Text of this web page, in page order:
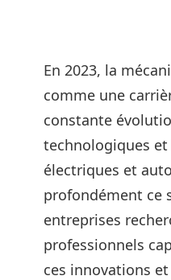
En 2023, la
comme une
constante
technologiques et
électriques et
profondément ce
entreprises
professionnels
ces innovations